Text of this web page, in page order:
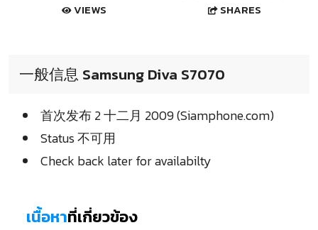
VIEWS SHARES
一般信息 Samsung Diva S7070
首次发布 2 十二月 2009 (Siamphone.com)
Status 不可用
Check back later for availabilty
เนื้อหาที่เกี่ยวข้อง